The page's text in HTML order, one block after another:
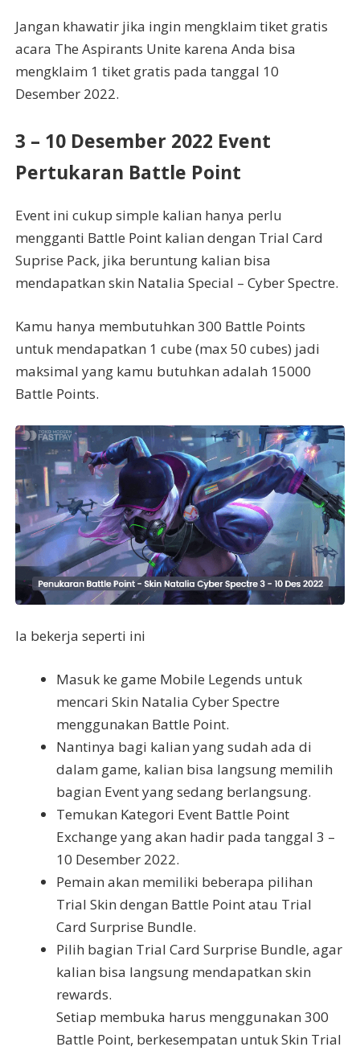
Jangan khawatir jika ingin mengklaim tiket gratis
acara The Aspirants Unite karena Anda bisa
mengklaim 1 tiket gratis pada tanggal 10
Desember 2022.
3 – 10 Desember 2022 Event
Pertukaran Battle Point
Event ini cukup simple kalian hanya perlu
mengganti Battle Point kalian dengan Trial Card
Suprise Pack, jika beruntung kalian bisa
mendapatkan skin Natalia Special – Cyber ​​Spectre.
Kamu hanya membutuhkan 300 Battle Points
untuk mendapatkan 1 cube (max 50 cubes) jadi
maksimal yang kamu butuhkan adalah 15000
Battle Points.
Ia bekerja seperti ini
Masuk ke game Mobile Legends untuk
mencari Skin Natalia Cyber ​​​​​​Spectre
menggunakan Battle Point.
Nantinya bagi kalian yang sudah ada di
dalam game, kalian bisa langsung memilih
bagian Event yang sedang berlangsung.
Temukan Kategori Event Battle Point
Exchange yang akan hadir pada tanggal 3 –
10 Desember 2022.
Pemain akan memiliki beberapa pilihan
Trial Skin dengan Battle Point atau Trial
Card Surprise Bundle.
Pilih bagian Trial Card Surprise Bundle, agar
kalian bisa langsung mendapatkan skin
rewards.
Setiap membuka harus menggunakan 300
Battle Point, berkesempatan untuk Skin Trial